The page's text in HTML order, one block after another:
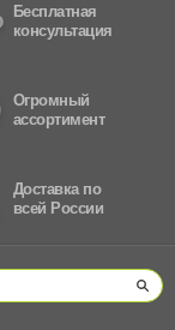
Бесплатная
консультация
Огромный
ассортимент
Доставка по
всей России